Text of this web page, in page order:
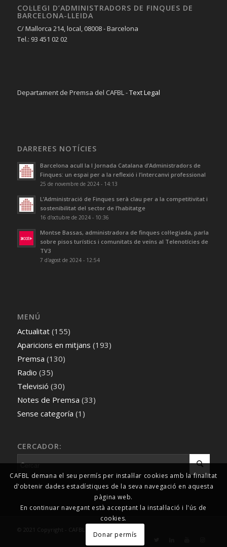
COL·LEGI D’ADMINISTRADORS DE FINQUES DE
BARCELONA-LLEIDA
C/ Mallorca 214, local, 08008 - Barcelona
Tel.: 93 451 02 02
Departament de Premsa del CAFBL -Text Legal
DARRERES NOTÍCIES
Barcelona acull la I Jornada Catalana d’Administradors de
Finques: un espai per a la reflexió i l’intercanvi professional
25 de novembre de 2024 - 14:13
L’Administració de Finques serà clau per a la competitivitat i
sostenibilitat del sector de l’habitatge
16 d'octubre de 2024 - 10:36
Montse Bassas, administradora de finques col·legiada, parla
sobre pisos turístics i comunitats de veïns al Telenotícies de
TV3
7 d'agost de 2024 - 12:54
MENÚ
Actualitat(155)
Aparicions en mitjans (193)
Premsa (130)
Radio (35)
Televisió (30)
Notes de Premsa (33)
Sense categoría (1)
CERCADOR:
© 2021 Copyright - CAFBL Comunicació
CAFBL demana el seu permís per instal·lar cookies amb la finalitat
d'obtenir dades estadístiques de la seva navegació en aquesta
pàgina web.
En continuar navegant està acceptant la instal·lació i l'ús de
cookies.
Donar permís